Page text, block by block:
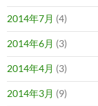
2014年7月 (4)
2014年6月 (3)
2014年4月 (3)
2014年3月 (9)